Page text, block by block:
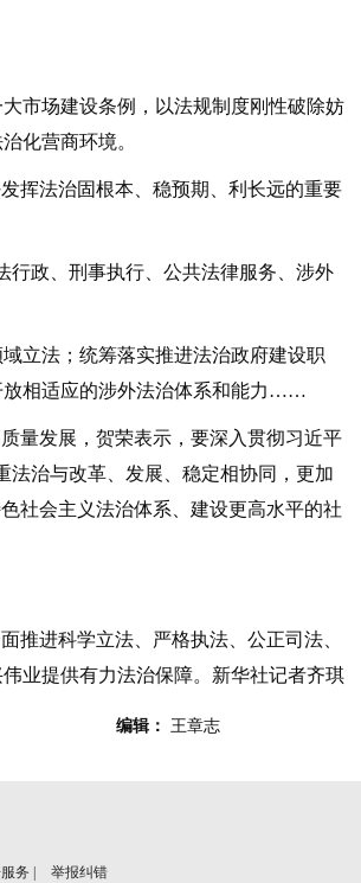
市场建设条例，以法规制度刚性破除妨
化营商环境。
挥法治固根本、稳预期、利长远的重要
政、刑事执行、公共法律服务、涉外
立法；统筹落实推进法治政府建设职
放相适应的涉外法治体系和能力……
量发展，贺荣表示，要深入贯彻习近平
法治与改革、发展、稳定相协同，更加
社会主义法治体系、建设更高水平的社
进科学立法、严格执法、公正司法、
业提供有力法治保障。新华社记者齐琪
编辑： 王章志
务 | 举报纠错